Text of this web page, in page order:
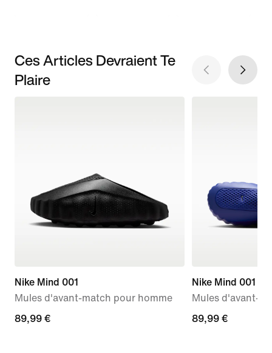
Ces Articles Devraient Te
Plaire
Nike Mind 001
Mules d'avant-match pour homme
89,99 €
89,99 €
Nike Mind 001
Mules d'avant-
89,99 €
89,99 €